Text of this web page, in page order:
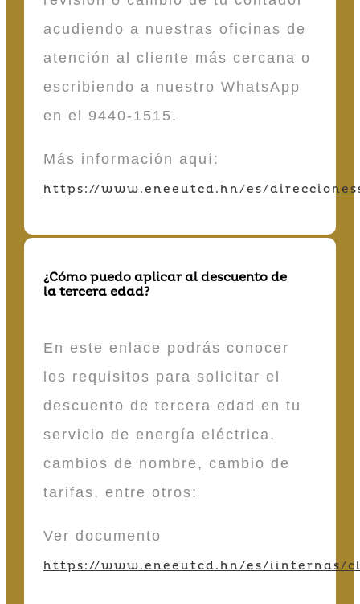
acudiendo a nuestras oficinas de
atención al cliente más cercana o
escribiendo a nuestro WhatsApp
en el 9440-1515.
Más información aquí:
https://www.eneeutcd.hn/es/
¿Cómo puedo aplicar al descuento de
la tercera edad?
En este enlace podrás conocer
los requisitos para solicitar el
descuento de tercera edad en tu
servicio de energía eléctrica,
cambios de nombre, cambio de
tarifas, entre otros:
Ver documento
https://www.eneeutcd.hn/es/iinternas/